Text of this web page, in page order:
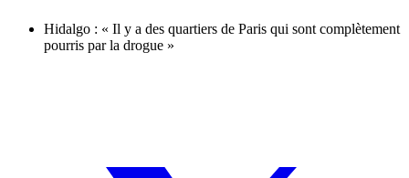
Hidalgo : « Il y a des quartiers de Paris qui sont complètement
pourris par la drogue »